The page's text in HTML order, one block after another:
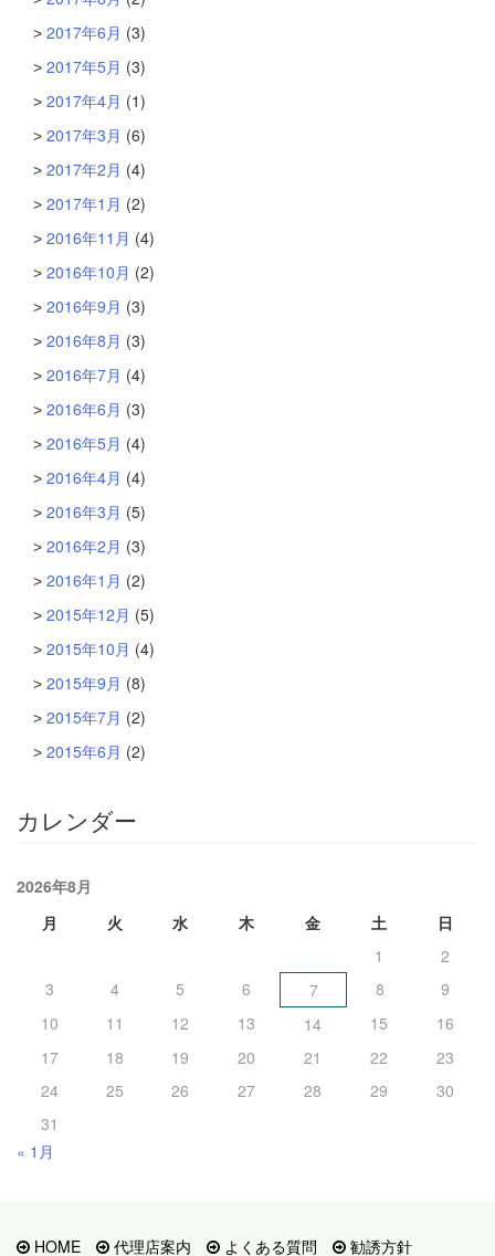
2017年6月 (3)
2017年5月 (3)
2017年4月 (1)
2017年3月 (6)
2017年2月 (4)
2017年1月 (2)
2016年11月 (4)
2016年10月 (2)
2016年9月 (3)
2016年8月 (3)
2016年7月 (4)
2016年6月 (3)
2016年5月 (4)
2016年4月 (4)
2016年3月 (5)
2016年2月 (3)
2016年1月 (2)
2015年12月 (5)
2015年10月 (4)
2015年9月 (8)
2015年7月 (2)
2015年6月 (2)
カレンダー
2026年8月
月
火 水 木 金 土
日
1
2
3
4 5 6 7 8
9
10
11 12 13 14 15
16
17
18 19 20 21 22
23
24
25 26 27 28 29
30
31
« 1月
HOME 代理店案内 よくある質問 勧誘方針